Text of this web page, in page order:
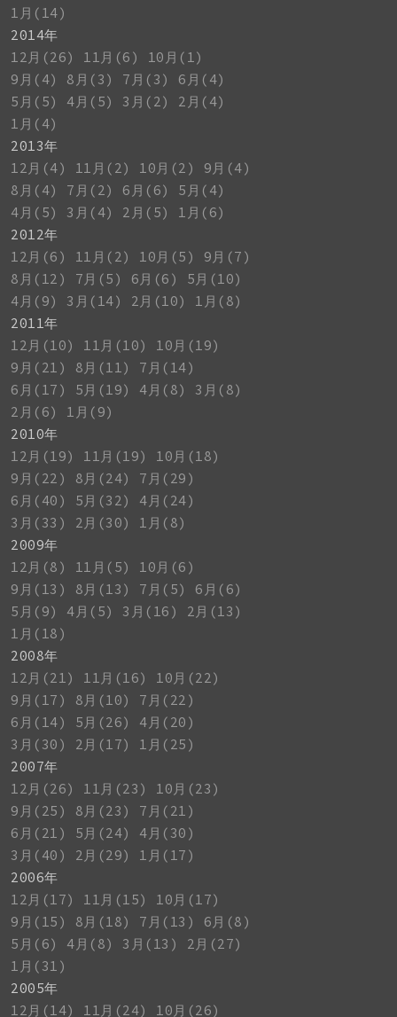
1月(14)
2014年
12月(26)
11月(6)
10月(1)
9月(4)
8月(3) 7月(3)
6月(4)
5月(5)
4月(5) 3月(2)
2月(4)
1月(4)
2013年
12月(4)
11月(2) 10月(2)
9月(4)
8月(4)
7月(2) 6月(6)
5月(4)
4月(5)
3月(4) 2月(5)
1月(6)
2012年
12月(6)
11月(2) 10月(5)
9月(7)
8月(12)
7月(5) 6月(6)
5月(10)
4月(9)
3月(14) 2月(10)
1月(8)
2011年
12月(10)
11月(10)
10月(19)
9月(21)
8月(11)
7月(14)
6月(17)
5月(19) 4月(8)
3月(8)
2月(6)
1月(9)
2010年
12月(19)
11月(19)
10月(18)
9月(22)
8月(24)
7月(29)
6月(40)
5月(32)
4月(24)
3月(33)
2月(30)
1月(8)
2009年
12月(8)
11月(5)
10月(6)
9月(13)
8月(13) 7月(5)
6月(6)
5月(9)
4月(5) 3月(16)
2月(13)
1月(18)
2008年
12月(21)
11月(16)
10月(22)
9月(17)
8月(10)
7月(22)
6月(14)
5月(26)
4月(20)
3月(30)
2月(17)
1月(25)
2007年
12月(26)
11月(23)
10月(23)
9月(25)
8月(23)
7月(21)
6月(21)
5月(24)
4月(30)
3月(40)
2月(29)
1月(17)
2006年
12月(17)
11月(15)
10月(17)
9月(15)
8月(18) 7月(13)
6月(8)
5月(6)
4月(8) 3月(13)
2月(27)
1月(31)
2005年
12月(14)
11月(24) 10月(26)